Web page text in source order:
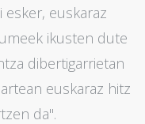
euskaraz
ikusten dute
dibertigarrietan
euskaraz hitz
da".